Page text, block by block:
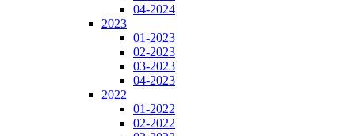
04-2024
2023
01-2023
02-2023
03-2023
04-2023
2022
01-2022
02-2022